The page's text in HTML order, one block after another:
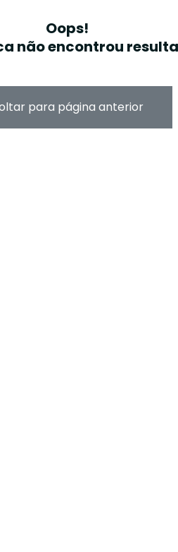
Oops!
não encontrou
para página anterior